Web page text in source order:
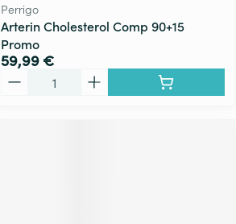
Perrigo
Arterin Cholesterol Comp 90+15
Promo
59,99 €